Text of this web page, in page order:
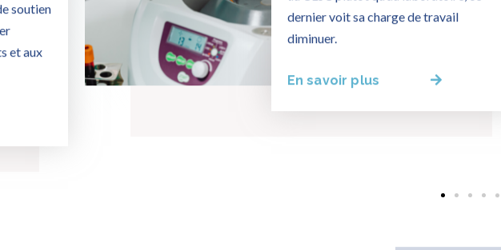
soutien
et aux
dernier voit sa charge de travail
diminuer.
En savoir plus